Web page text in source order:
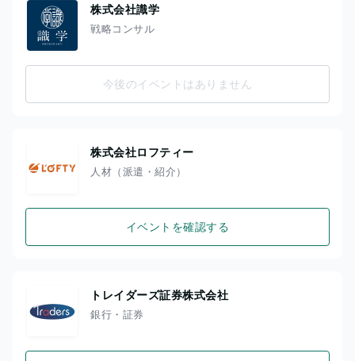
株式会社識学
戦略コンサル
今後のイベントはありません
株式会社ロフティー
人材（派遣・紹介）
イベントを確認する
トレイダーズ証券株式会社
銀行・証券